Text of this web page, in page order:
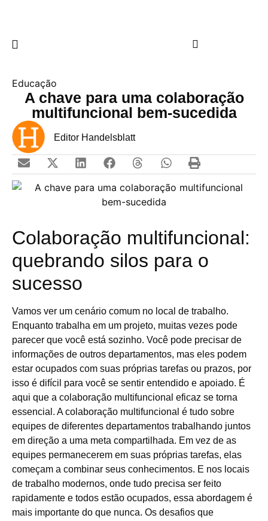
Educação
A chave para uma colaboração
multifuncional bem-sucedida
Editor Handelsblatt
Colaboração multifuncional:
quebrando silos para o
sucesso
Vamos ver um cenário comum no local de trabalho.
Enquanto trabalha em um projeto, muitas vezes pode
parecer que você está sozinho. Você pode precisar de
informações de outros departamentos, mas eles podem
estar ocupados com suas próprias tarefas ou prazos, por
isso é difícil para você se sentir entendido e apoiado. É
aqui que a colaboração multifuncional eficaz se torna
essencial. A colaboração multifuncional é tudo sobre
equipes de diferentes departamentos trabalhando juntos
em direção a uma meta compartilhada. Em vez de as
equipes permanecerem em suas próprias tarefas, elas
começam a combinar seus conhecimentos. E nos locais
de trabalho modernos, onde tudo precisa ser feito
rapidamente e todos estão ocupados, essa abordagem é
mais importante do que nunca. Os desafios que